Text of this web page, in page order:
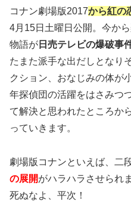
コナン劇場版2017から紅の
4月15日土曜日公開。今から
物語が 日売テレビの爆破事
たまた派手な出だしとなり
クション、おなじみの体が
年探偵団の活躍をはさみつ
て解決と思われたところか
っていきます。
劇場版コナンといえば、二
の展開がハラハラさせられ
死ぬなよ、平次！